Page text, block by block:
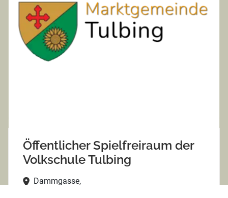
Öffentlicher Spielfreiraum der
Volkschule Tulbing
Dammgasse,